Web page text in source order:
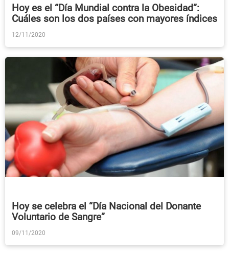
Hoy es el “Día Mundial contra la Obesidad”:
Cuáles son los dos países con mayores índices
12/11/2020
Hoy se celebra el “Día Nacional del Donante
Voluntario de Sangre”
09/11/2020